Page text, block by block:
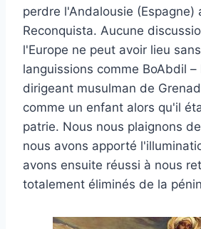
perdre l'Andalousie (Espagne)
Reconquista. Aucune
l'Europe ne peut avoir lieu
languissions comme BoAbdil
dirigeant musulman de
comme un enfant alors qu'il
patrie. Nous nous plaignons
nous avons apporté
avons ensuite réussi à nous
totalement éliminés de la